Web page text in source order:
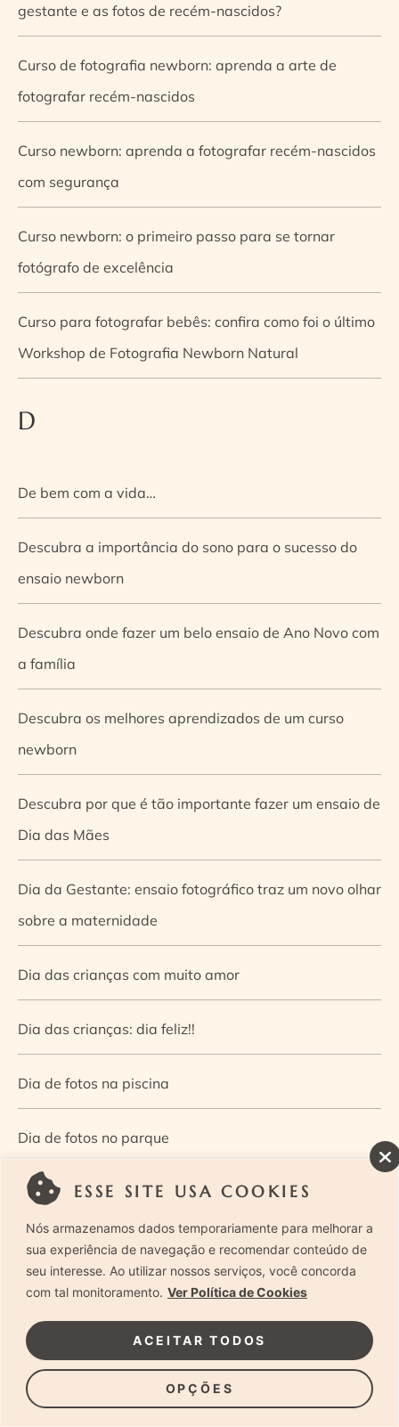
ESSE SITE USA COOKIES
Nós armazenamos dados temporariamente para melhorar a
sua experiência de navegação e recomendar conteúdo de
seu interesse. Ao utilizar nossos serviços, você concorda
com tal monitoramento. Ver Política de Cookies
OPÇÕES
ACEITAR TODOS
gestante e as fotos de recém-nascidos?
Curso de fotografia newborn: aprenda a arte de
fotografar recém-nascidos
Curso newborn: aprenda a fotografar recém-nascidos
com segurança
Curso newborn: o primeiro passo para se tornar
fotógrafo de excelência
Curso para fotografar bebês: confira como foi o último
Workshop de Fotografia Newborn Natural
D
De bem com a vida…
Descubra a importância do sono para o sucesso do
ensaio newborn
Descubra onde fazer um belo ensaio de Ano Novo com
a família
Descubra os melhores aprendizados de um curso
newborn
Descubra por que é tão importante fazer um ensaio de
Dia das Mães
Dia da Gestante: ensaio fotográfico traz um novo olhar
sobre a maternidade
Dia das crianças com muito amor
Dia das crianças: dia feliz!!
Dia de fotos na piscina
Dia de fotos no parque
Dia dos Pais — Guia de ensaios fotográficos
Dia Mundial da Infância: como a fotografia ajuda a
construir a memória e a identidade da criança
Diário de uma grávida e sua pequena
Dica de especialista: como otimizar o fluxo de trabalho